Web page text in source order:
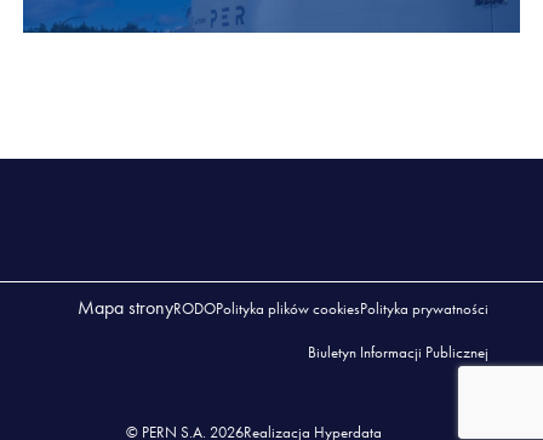
Mapa stronyRODOPolityka plików cookiesPolityka prywatności
Biuletyn Informacji Publicznej
© PERN S.A. 2026Realizacja Hyperdata